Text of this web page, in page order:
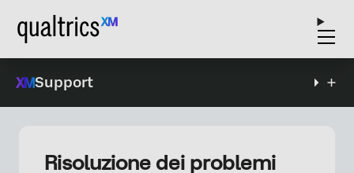
Support
Risoluzione dei problemi